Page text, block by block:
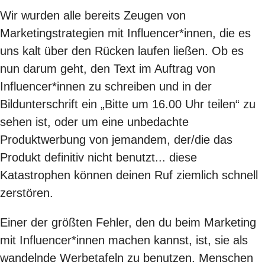
Wir wurden alle bereits Zeugen von
Marketingstrategien mit Influencer*innen, die es
uns kalt über den Rücken laufen ließen. Ob es
nun darum geht, den Text im Auftrag von
Influencer*innen zu schreiben und in der
Bildunterschrift ein „Bitte um 16.00 Uhr teilen“ zu
sehen ist, oder um eine unbedachte
Produktwerbung von jemandem, der/die das
Produkt definitiv nicht benutzt... diese
Katastrophen können deinen Ruf ziemlich schnell
zerstören.
Einer der größten Fehler, den du beim Marketing
mit Influencer*innen machen kannst, ist, sie als
wandelnde Werbetafeln zu benutzen. Menschen